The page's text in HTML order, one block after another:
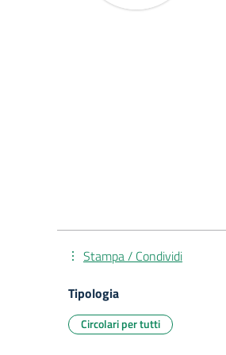
Stampa / Condividi
Tipologia
Circolari per tutti